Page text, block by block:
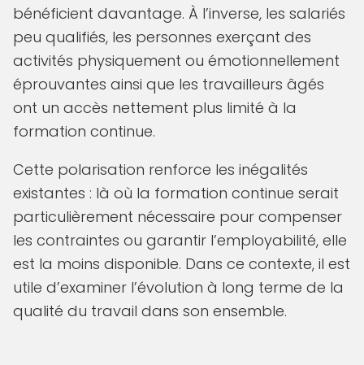
bénéficient davantage. À l’inverse, les salariés
peu qualifiés, les personnes exerçant des
activités physiquement ou émotionnellement
éprouvantes ainsi que les travailleurs âgés
ont un accès nettement plus limité à la
formation continue.
Cette polarisation renforce les inégalités
existantes : là où la formation continue serait
particulièrement nécessaire pour compenser
les contraintes ou garantir l’employabilité, elle
est la moins disponible. Dans ce contexte, il est
utile d’examiner l’évolution à long terme de la
qualité du travail dans son ensemble.